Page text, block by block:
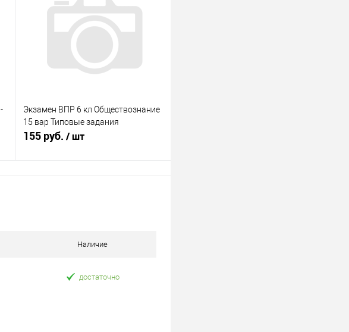
Купить в 1 клик
К сравнению
В избранное
В наличии
Экзамен ВПР 6 кл Обществознание
15 вар Типовые задания
155 руб. / шт
Наличие
достаточно